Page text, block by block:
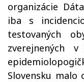
organizácie
iba s
testovaných
zverejnených v
Slovensku